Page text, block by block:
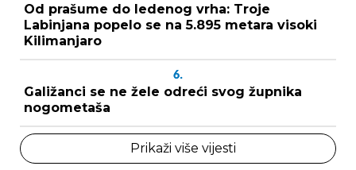
Od prašume do ledenog vrha: Troje
Labinjana popelo se na 5.895 metara visoki
Kilimanjaro
6.
Galižanci se ne žele odreći svog župnika
nogometaša
Prikaži više vijesti